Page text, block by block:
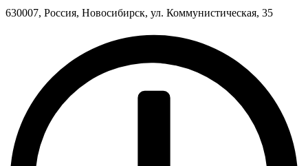
630007, Россия, Новосибирск, ул. Коммунистическая, 35